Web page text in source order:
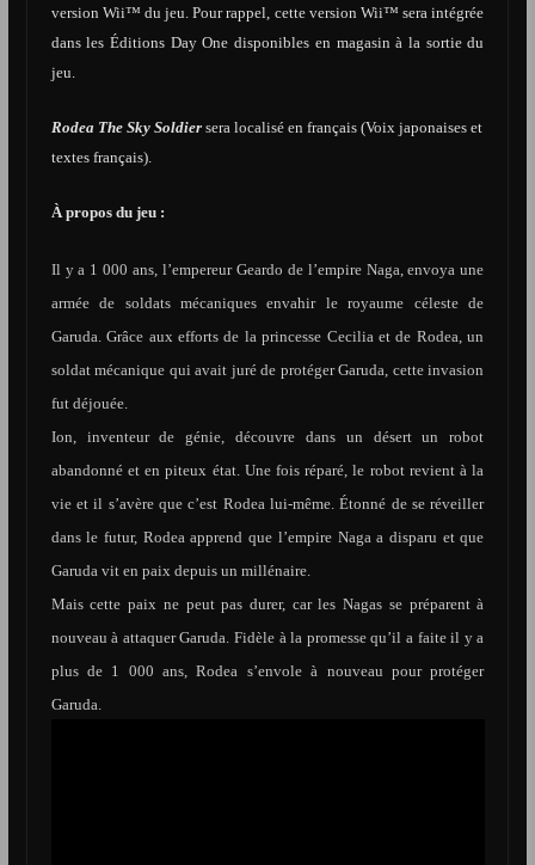
version Wii™ du jeu. Pour rappel, cette version Wii™ sera intégrée
dans les Éditions Day One disponibles en magasin à la sortie du
jeu.
Rodea The Sky Soldiersera localisé en français (Voix japonaises et
textes français).
À propos du jeu :
Il y a 1 000 ans, l’empereur Geardo de l’empire Naga, envoya une
armée de soldats mécaniques envahir le royaume céleste de
Garuda. Grâce aux efforts de la princesse Cecilia et de Rodea, un
soldat mécanique qui avait juré de protéger Garuda, cette invasion
fut déjouée.
Ion, inventeur de génie, découvre dans un désert un robot
abandonné et en piteux état. Une fois réparé, le robot revient à la
vie et il s’avère que c’est Rodea lui-même. Étonné de se réveiller
dans le futur, Rodea apprend que l’empire Naga a disparu et que
Garuda vit en paix depuis un millénaire.
Mais cette paix ne peut pas durer, car les Nagas se préparent à
nouveau à attaquer Garuda. Fidèle à la promesse qu’il a faite il y a
plus de 1 000 ans, Rodea s’envole à nouveau pour protéger
Garuda.